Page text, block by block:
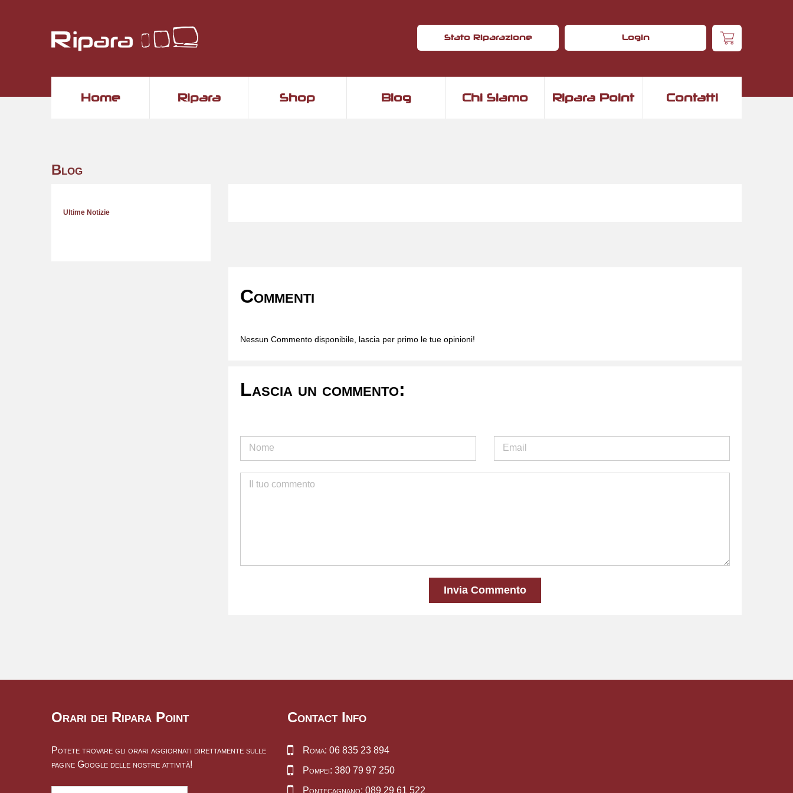
Stato Riparazione Login
Home Ripara Shop Blog Chi Siamo Ripara Point Contatti
Blog
Ultime Notizie
Commenti
Nessun Commento disponibile, lascia per primo le tue opinioni!
Lascia un commento:
Invia Commento
Orari dei Ripara Point
Potete trovare gli orari aggiornati direttamente sulle
pagine Google delle nostre attività!
Contact Info
Roma: 06 835 23 894
Pompei: 380 79 97 250
Pontecagnano: 089 29 61 522